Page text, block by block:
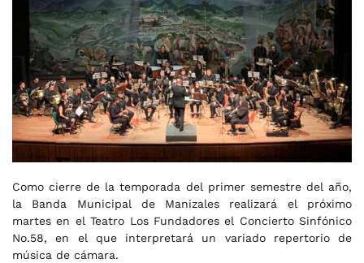
Como cierre de la temporada del primer semestre del año,
la Banda Municipal de Manizales realizará el próximo
martes en el Teatro Los Fundadores el Concierto Sinfónico
No.58, en el que interpretará un variado repertorio de
música de cámara.